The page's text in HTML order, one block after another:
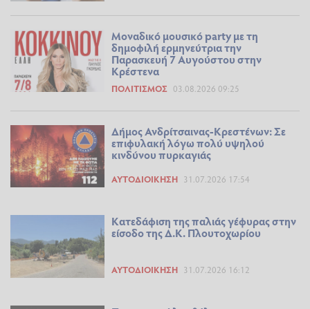
Μοναδικό μουσικό party με τη
δημοφιλή ερμηνεύτρια την
Παρασκευή 7 Αυγούστου στην
Κρέστενα
ΠΟΛΙΤΙΣΜΌΣ 03.08.2026 09:25
Δήμος Ανδρίτσαινας-Κρεστένων: Σε
επιφυλακή λόγω πολύ υψηλού
κινδύνου πυρκαγιάς
ΑΥΤΟΔΙΟΊΚΗΣΗ 31.07.2026 17:54
Κατεδάφιση της παλιάς γέφυρας στην
είσοδο της Δ.Κ. Πλουτοχωρίου
ΑΥΤΟΔΙΟΊΚΗΣΗ 31.07.2026 16:12